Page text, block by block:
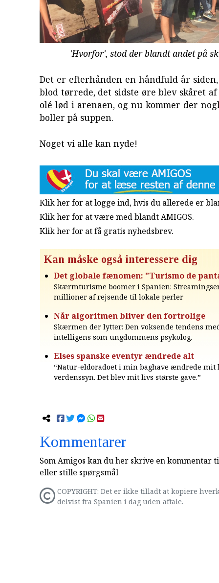
'Hvorfor', stod der blandt andet på
Det er efterhånden en håndfuld år
blod tørrede, det sidste øre blev skåret af
olé lød i arenaen, og nu kommer der
boller på suppen.
Noget vi alle kan nyde!
Klik her for at logge ind, hvis du allerede er
Klik her for at være med blandt AMIGOS.
Klik her for at få gratis nyhedsbrev.
Kan måske også interessere dig
Det globale fænomen: ”Turismo de
Skærmturisme boomer i Spanien:
millioner af rejsende til lokale perler
Når algoritmen bliver den fortrolige
Skærmen der lytter: Den voksende tendens
intelligens som ungdommens psykolog.
Elses spanske eventyr ændrede alt
“Natur-eldoradoet i min baghave ændrede mit
verdenssyn. Det blev mit livs største gave.”
Kommentarer
Som Amigos kan du her skrive en kommentar
eller stille spørgsmål
COPYRIGHT: Det er ikke tilladt at kopiere
delvist fra Spanien i dag uden aftale.